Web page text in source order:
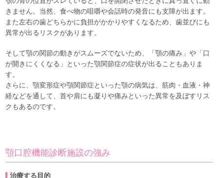
きません。当然、食べ物の咀嚼や会話時の発音にも支障が出ます。
また左右の歯どちらかに負担がかかりやすくなるため、歯並びにも
異常が出るリスクがあります。
そして顎の関節の動きがスムーズでないため、「顎の痛み」や「口
が開きにくくなる」といった顎関節症の症状が出ることもありま
す。
さらに、顎変形症や顎関節症といった顎の病気は、筋肉・血液・神
経などを通して、首や肩にも凝りや痛みといった異常を及ぼすリス
クもあるのです。
顎口腔機能診断施設の強み
治療する目的